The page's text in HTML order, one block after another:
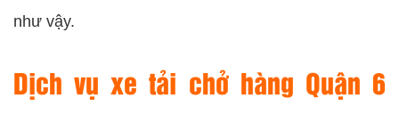
như vậy.
Dịch vụ xe tải chở hàng Quận 6